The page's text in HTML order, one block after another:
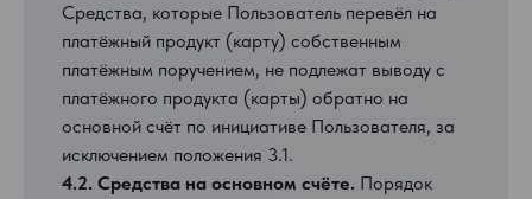
Средства, которые Пользователь перевёл на
платёжный продукт (карту) собственным
платёжным поручением, не подлежат выводу с
платёжного продукта (карты) обратно на
основной счёт по инициативе Пользователя, за
исключением положения 3.1.
4.2. Средства на основном счёте. Порядок